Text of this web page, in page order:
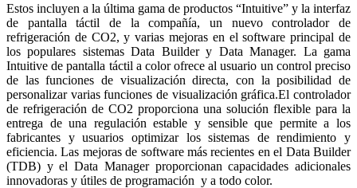
Estos incluyen a la última gama de productos “Intuitive” y la interfaz
de pantalla táctil de la compañía, un nuevo controlador de
refrigeración de CO2, y varias mejoras en el software principal de
los populares sistemas Data Builder y Data Manager. La gama
Intuitive de pantalla táctil a color ofrece al usuario un control preciso
de las funciones de visualización directa, con la posibilidad de
personalizar varias funciones de visualización gráfica.El controlador
de refrigeración de CO2 proporciona una solución flexible para la
entrega de una regulación estable y sensible que permite a los
fabricantes y usuarios optimizar los sistemas de rendimiento y
eficiencia. Las mejoras de software más recientes en el Data Builder
(TDB) y el Data Manager proporcionan capacidades adicionales
innovadoras y útiles de programación y a todo color.